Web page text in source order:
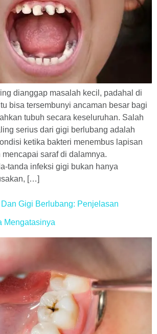
dianggap masalah kecil, padahal di
bisa tersembunyi ancaman besar bagi
tubuh secara keseluruhan. Salah
serius dari gigi berlubang adalah
ketika bakteri menembus lapisan
saraf di dalamnya.
tanda infeksi gigi bukan hanya
[…]
Gigi Berlubang: Penjelasan
Mengatasinya